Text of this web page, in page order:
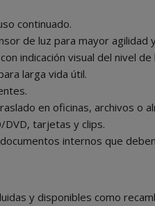
continuado.
de luz para mayor agilidad
indicación visual del nivel de
larga vida útil.
en oficinas, archivos o
DVD, tarjetas y clips.
internos que
y disponibles como